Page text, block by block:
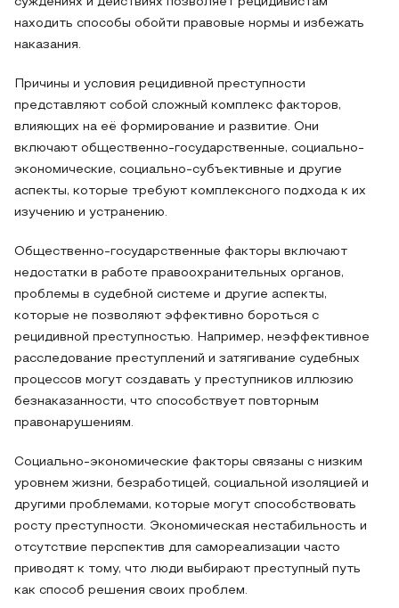
находить способы обойти правовые нормы и избежать
наказания.
Причины и условия рецидивной преступности
представляют собой сложный комплекс факторов,
влияющих на её формирование и развитие. Они
включают общественно-государственные, социально-
экономические, социально-субъективные и другие
аспекты, которые требуют комплексного подхода к их
изучению и устранению.
Общественно-государственные факторы включают
недостатки в работе правоохранительных органов,
проблемы в судебной системе и другие аспекты,
которые не позволяют эффективно бороться с
рецидивной преступностью. Например, неэффективное
расследование преступлений и затягивание судебных
процессов могут создавать у преступников иллюзию
безнаказанности, что способствует повторным
правонарушениям.
Социально-экономические факторы связаны с низким
уровнем жизни, безработицей, социальной изоляцией и
другими проблемами, которые могут способствовать
росту преступности. Экономическая нестабильность и
отсутствие перспектив для самореализации часто
приводят к тому, что люди выбирают преступный путь
как способ решения своих проблем.